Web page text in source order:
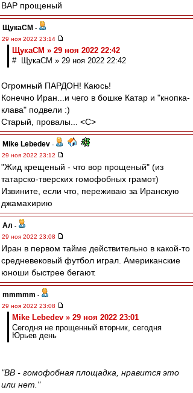
ВАР прощеный
ЩукаСМ -
29 ноя 2022 23:14
ЩукаСМ » 29 ноя 2022 22:42
# ЩукаСМ » 29 ноя 2022 22:42
Огромный ПАРДОН! Каюсь!
Конечно Иран...и чего в бошке Катар и "кнопка-
клава" подвели :)
Старый, провалы... <C>
Mike Lebedev -
29 ноя 2022 23:12
"Жид крещеный - что вор прощеный" (из
татарско-тверских гомофобных грамот)
Извините, если что, переживаю за Иранскую
джамахирию
Ал -
29 ноя 2022 23:08
Иран в первом тайме действительно в какой-то
средневековый футбол играл. Американские
юноши быстрее бегают.
mmmmm -
29 ноя 2022 23:08
Mike Lebedev » 29 ноя 2022 23:01
Сегодня не прощенный вторник, сегодня
Юрьев день
"ВВ - гомофобная площадка, нравится это
или нет."